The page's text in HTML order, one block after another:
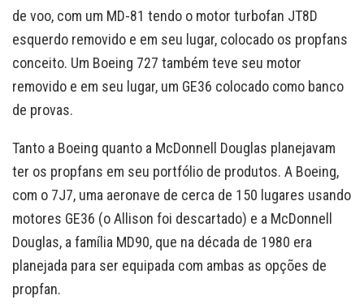
de voo, com um MD-81 tendo o motor turbofan JT8D
esquerdo removido e em seu lugar, colocado os propfans
conceito. Um Boeing 727 também teve seu motor
removido e em seu lugar, um GE36 colocado como banco
de provas.
Tanto a Boeing quanto a McDonnell Douglas planejavam
ter os propfans em seu portfólio de produtos. A Boeing,
com o 7J7, uma aeronave de cerca de 150 lugares usando
motores GE36 (o Allison foi descartado) e a McDonnell
Douglas, a família MD90, que na década de 1980 era
planejada para ser equipada com ambas as opções de
propfan.